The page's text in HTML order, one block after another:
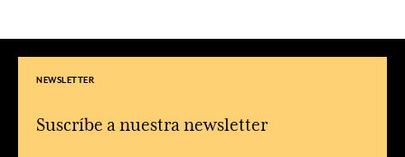
NEWSLETTER
Suscríbe a nuestra newsletter